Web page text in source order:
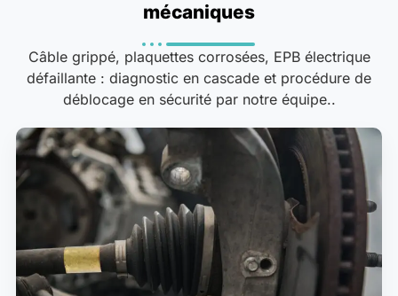
mécaniques
Câble grippé, plaquettes corrosées, EPB électrique
défaillante : diagnostic en cascade et procédure de
déblocage en sécurité par notre équipe..